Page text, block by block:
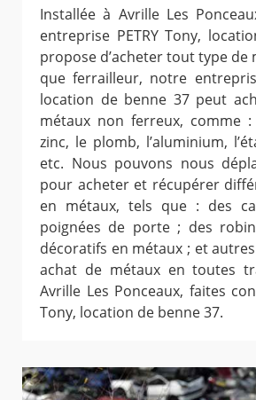
Installée à Avrille Les
entreprise PETRY Tony,
propose d’acheter tout type de
que ferrailleur, notre
location de benne 37 peut
métaux non ferreux, comme
zinc, le plomb, l’aluminium,
etc. Nous pouvons nous
pour acheter et récupérer
en métaux, tels que : des
poignées de porte ; des
décoratifs en métaux ; et
achat de métaux en toutes
Avrille Les Ponceaux, faites
Tony, location de benne 37.